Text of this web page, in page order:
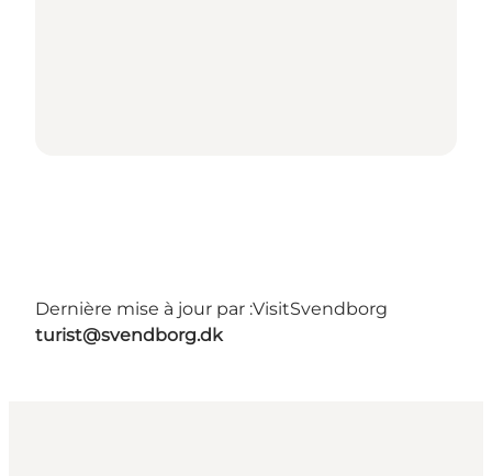
Dernière mise à jour par :VisitSvendborg
turist@svendborg.dk